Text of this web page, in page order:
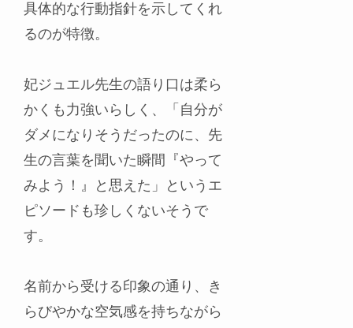
具体的な行動指針を示してくれ
るのが特徴。
妃ジュエル先生の語り口は柔ら
かくも力強いらしく、「自分が
ダメになりそうだったのに、先
生の言葉を聞いた瞬間『やって
みよう！』と思えた」というエ
ピソードも珍しくないそうで
す。
名前から受ける印象の通り、き
らびやかな空気感を持ちながら